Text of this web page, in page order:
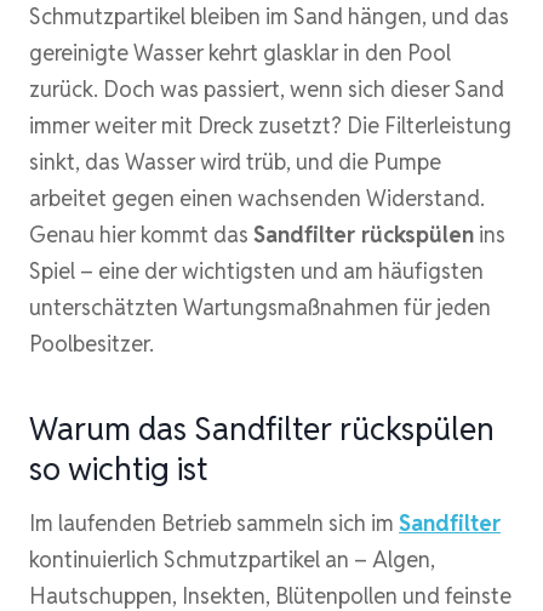
Schmutzpartikel bleiben im Sand hängen, und das
gereinigte Wasser kehrt glasklar in den Pool
zurück. Doch was passiert, wenn sich dieser Sand
immer weiter mit Dreck zusetzt? Die Filterleistung
sinkt, das Wasser wird trüb, und die Pumpe
arbeitet gegen einen wachsenden Widerstand.
Genau hier kommt das Sandfilter rückspülen ins
Spiel – eine der wichtigsten und am häufigsten
unterschätzten Wartungsmaßnahmen für jeden
Poolbesitzer.
Warum das Sandfilter rückspülen
so wichtig ist
Im laufenden Betrieb sammeln sich im Sandfilter
kontinuierlich Schmutzpartikel an – Algen,
Hautschuppen, Insekten, Blütenpollen und feinste